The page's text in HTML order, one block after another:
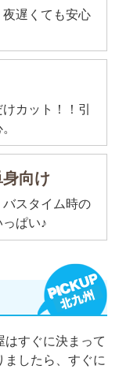
遅くても安心
カット！！引
向け
スタイム時の
ぱい♪
はすぐに決まって
ましたら、すぐに